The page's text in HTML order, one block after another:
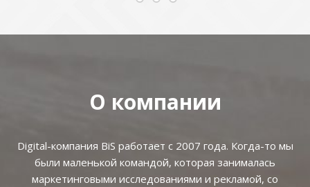
О компании
Digital-компания BiS работает с 2007 года. Когда-то мы
были маленькой командой, которая занималась
маркетинговыми исследованиями и рекламой, со